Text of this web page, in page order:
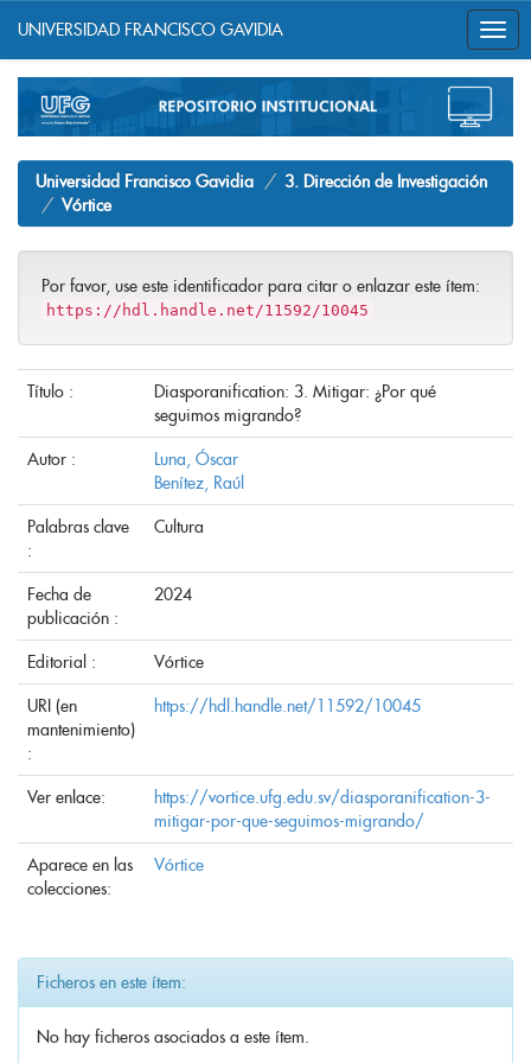
navigation
UNIVERSIDAD FRANCISCO GAVIDIA
Universidad Francisco Gavidia
3. Dirección de Investigación
Vórtice
Por favor, use este identificador para citar o enlazar este ítem:
https://hdl.handle.net/11592/10045
Título :
Diasporanification: 3. Mitigar: ¿Por qué
seguimos migrando?
Autor :
Luna, Óscar
Benítez, Raúl
Palabras clave
:
Cultura
Fecha de
publicación :
2024
Editorial : Vórtice
URI (en
mantenimiento)
:
https://hdl.handle.net/11592/10045
Ver enlace:
https://vortice.ufg.edu.sv/diasporanification-3-
mitigar-por-que-seguimos-migrando/
Aparece en las
colecciones:
Vórtice
Ficheros en este ítem:
No hay ficheros asociados a este ítem.